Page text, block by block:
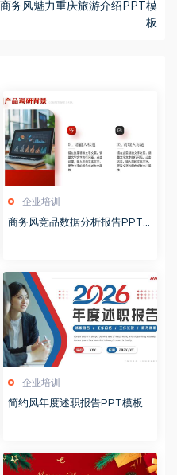
商务风魅力重庆旅游介绍PPT模
板
企业培训
商务风竞品数据分析报告PPT
企业培训
简约风年度述职报告PPT模板2